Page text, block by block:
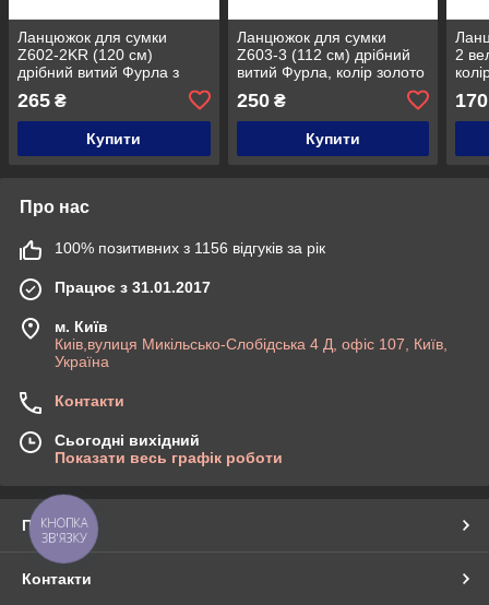
Ланцюжок для сумки
Z602-2KR (120 см)
дрібний витий Фурла з
карабінами, колір чорний
нікель
265 ₴
Купити
Ланцюжок для сумки
Z603-3 (112 см) дрібний
витий Фурла, колір золото
250₴
Купити
2
170
Про нас
100% позитивних з 1156 відгуків за рік
Працює з 31.01.2017
м. Київ
Киів,вулиця Микільсько-Слобідська 4 Д, офіс 107, Київ,
Україна
Контакти
Сьогодні вихідний
Показати весь графік роботи
Про нас
Контакти
КНОПКА
ЗВ'ЯЗКУ